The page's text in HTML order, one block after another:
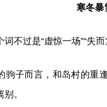
寒冬暴
不过是“虚惊一场”“失而
驹子而言，和岛村的重
。